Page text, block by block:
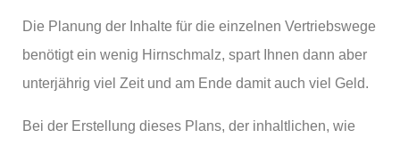
Die Planung der Inhalte für die einzelnen Vertriebswege
benötigt ein wenig Hirnschmalz, spart Ihnen dann aber
unterjährig viel Zeit und am Ende damit auch viel Geld.
Bei der Erstellung dieses Plans, der inhaltlichen, wie